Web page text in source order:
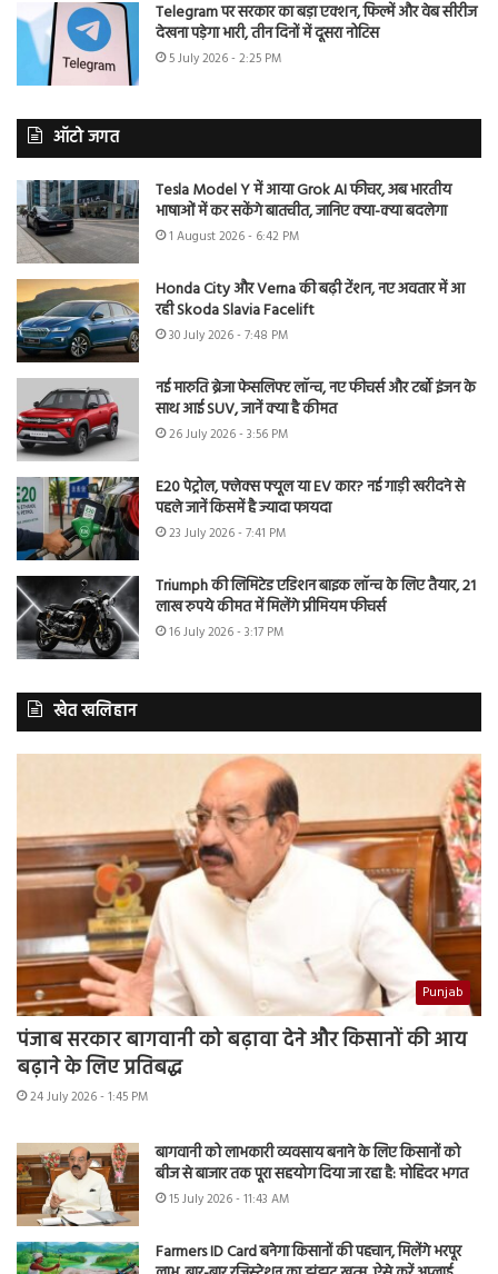
Telegram पर सरकार का बड़ा एक्शन, फिल्में और वेब सीरीज
देखना पड़ेगा भारी, तीन दिनों में दूसरा नोटिस
5 July 2026 - 2:25 PM
ऑटो जगत
Tesla Model Y में आया Grok AI फीचर, अब भारतीय
भाषाओं में कर सकेंगे बातचीत, जानिए क्या-क्या बदलेगा
1 August 2026 - 6:42 PM
Honda City और Verna की बढ़ी टेंशन, नए अवतार में आ
रही Skoda Slavia Facelift
30 July 2026 - 7:48 PM
नई मारुति ब्रेजा फेसलिफ्ट लॉन्च, नए फीचर्स और टर्बो इंजन के
साथ आई SUV, जानें क्या है कीमत
26 July 2026 - 3:56 PM
E20 पेट्रोल, फ्लेक्स फ्यूल या EV कार? नई गाड़ी खरीदने से
पहले जानें किसमें है ज्यादा फायदा
23 July 2026 - 7:41 PM
Triumph की लिमिटेड एडिशन बाइक लॉन्च के लिए तैयार, 21
लाख रुपये कीमत में मिलेंगे प्रीमियम फीचर्स
16 July 2026 - 3:17 PM
खेत खलिहान
Punjab
पंजाब सरकार बागवानी को बढ़ावा देने और किसानों की आय
बढ़ाने के लिए प्रतिबद्ध
24 July 2026 - 1:45 PM
बागवानी को लाभकारी व्यवसाय बनाने के लिए किसानों को
बीज से बाजार तक पूरा सहयोग दिया जा रहा है: मोहिंदर भगत
15 July 2026 - 11:43 AM
Farmers ID Card बनेगा किसानों की पहचान, मिलेंगे भरपूर